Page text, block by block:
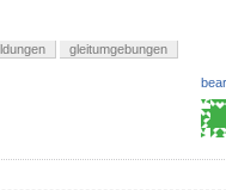
gleitumgebungen